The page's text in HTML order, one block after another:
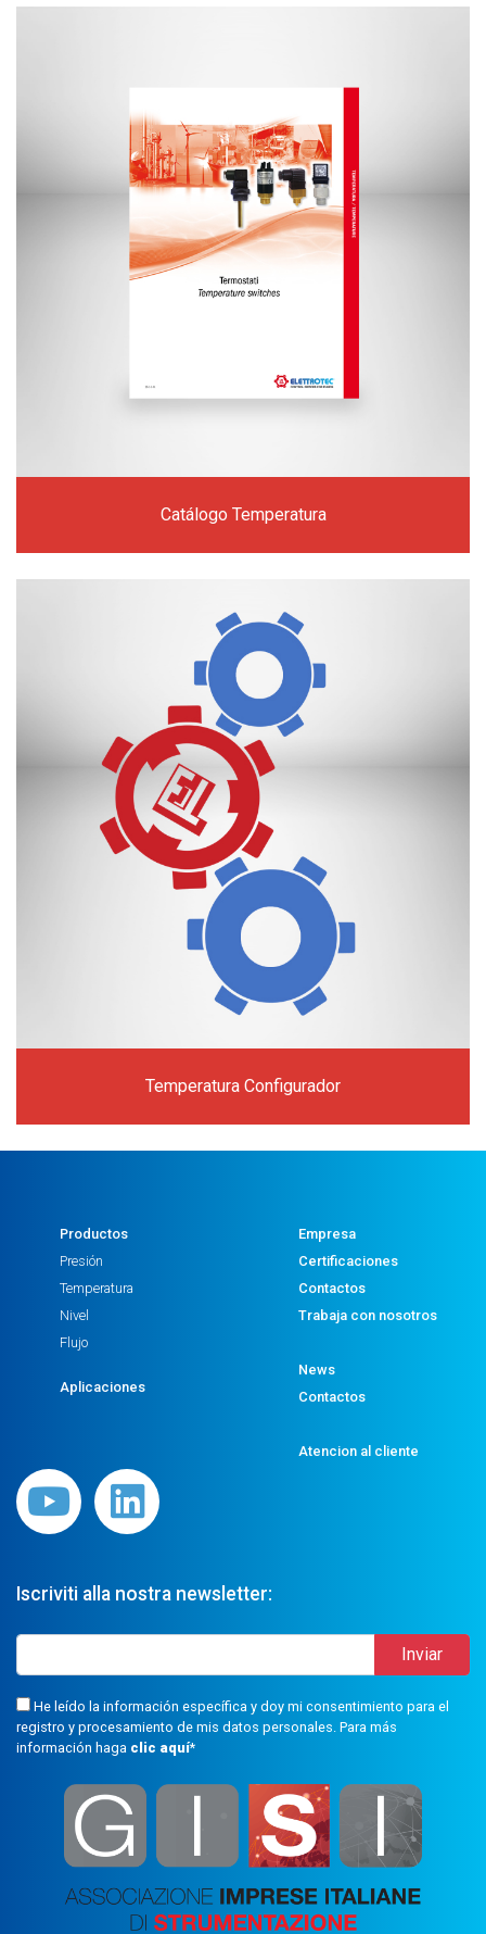
Catálogo Temperatura
Temperatura Configurador
Productos
Presión
Temperatura
Nivel
Flujo
Aplicaciones
Empresa
Certificaciones
Contactos
Trabaja con nosotros
News
Contactos
Atencion al cliente
Iscriviti alla nostra newsletter:
He leído la información específica y doy mi consentimiento para el
registro y procesamiento de mis datos personales. Para más
información haga clic aquí*